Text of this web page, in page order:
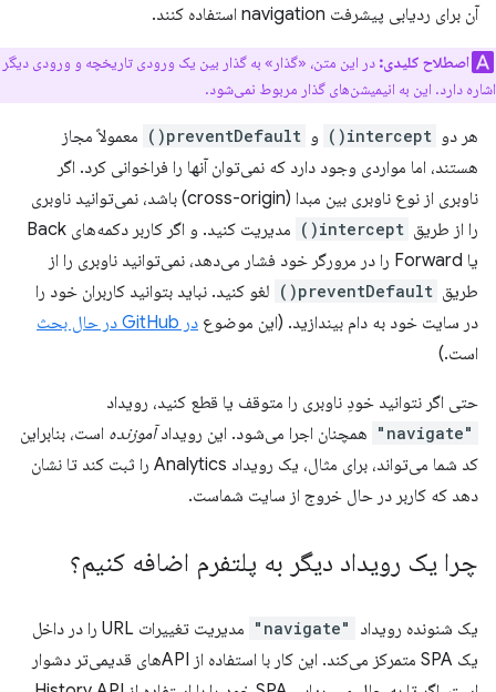
آن برای ردیابی پیشرفت navigation استفاده کنند.
اصطلاح کلیدی: در این متن، «گذار» به گذار بین یک ورودی تاریخچه و ورودی دیگر
اشاره دارد. این به انیمیشن‌های گذار مربوط نمی‌شود.
هر دو intercept() و preventDefault()
معمولاً مجاز
هستند، اما مواردی وجود دارد که نمی‌توان آنها را فراخوانی کرد. اگر
ناوبری از نوع ناوبری بین مبدا (cross-origin) باشد، نمی‌توانید ناوبری
را از طریق intercept()
مدیریت کنید. و اگر کاربر دکمه‌های Back
یا Forward را در مرورگر خود فشار می‌دهد، نمی‌توانید ناوبری را از
طریق preventDefault()
لغو کنید. نباید بتوانید کاربران خود را
در سایت خود به دام بیندازید. (این موضوع در GitHub در حال بحث
است.)
حتی اگر نتوانید خودِ ناوبری را متوقف یا قطع کنید، رویداد
"navigate" همچنان اجرا می‌شود. این رویدادآموزنده است، بنابراین
کد شما می‌تواند، برای مثال، یک رویداد Analytics را ثبت کند تا نشان
دهد که کاربر در حال خروج از سایت شماست.
چرا یک رویداد دیگر به پلتفرم اضافه کنیم؟
یک شنونده رویداد "navigate"
مدیریت تغییرات URL را در داخل
یک SPA متمرکز می‌کند. این کار با استفاده از APIهای قدیمی‌تر دشوار